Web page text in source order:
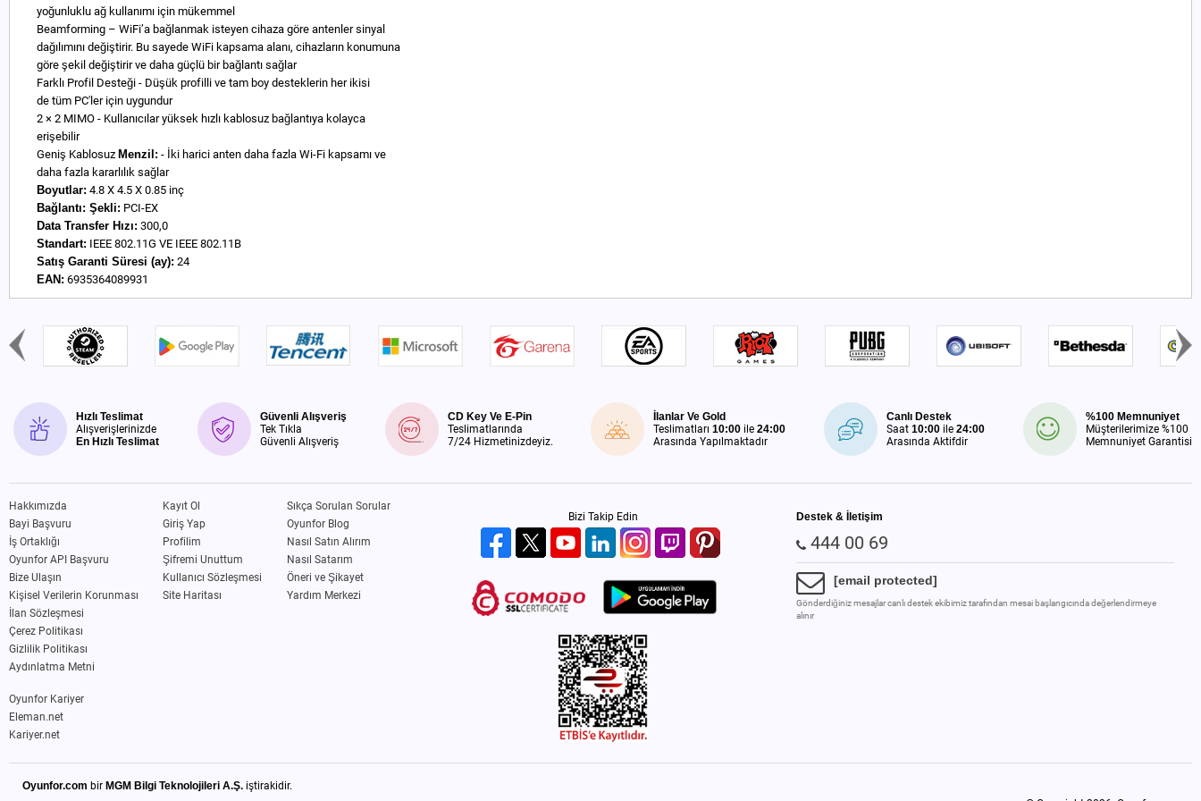
yoğunluklu ağ kullanımı için mükemmel
Beamforming – WiFi’a bağlanmak isteyen cihaza göre antenler sinyal
dağılımını değiştirir. Bu sayede WiFi kapsama alanı, cihazların konumuna
göre şekil değiştirir ve daha güçlü bir bağlantı sağlar
Farklı Profil Desteği - Düşük profilli ve tam boy desteklerin her ikisi
de tüm PC'ler için uygundur
2 × 2 MIMO - Kullanıcılar yüksek hızlı kablosuz bağlantıya kolayca
erişebilir
Geniş Kablosuz Menzil: - İki harici anten daha fazla Wi-Fi kapsamı ve
daha fazla kararlılık sağlar
Boyutlar: 4.8 X 4.5 X 0.85 inç
Bağlantı: Şekli: PCI-EX
Data Transfer Hızı: 300,0
Standart: IEEE 802.11G VE IEEE 802.11B
Satış Garanti Süresi (ay): 24
EAN: 6935364089931
Hızlı Teslimat
Alışverişlerinizde
En Hızlı Teslimat
Güvenli Alışveriş
Tek Tıkla
Güvenli Alışveriş
CD Key Ve E-Pin
Teslimatlarında
7/24 Hizmetinizdeyiz.
İlanlar Ve Gold
Teslimatları10:00 ile24:00
Arasında Yapılmaktadır
Canlı Destek
Saat10:00 ile24:00
Arasında Aktifdir
%100 Memnuniyet
Müşterilerimize %100
Memnuniyet Garantisi
Hakkımızda
Bayi Başvuru
İş Ortaklığı
Oyunfor API Başvuru
Bize Ulaşın
Kişisel Verilerin Korunması
İlan Sözleşmesi
Çerez Politikası
Gizlilik Politikası
Aydınlatma Metni
Kayıt Ol
Giriş Yap
Profilim
Şifremi Unuttum
Kullanıcı Sözleşmesi
Site Haritası
Sıkça Sorulan Sorular
Oyunfor Blog
Nasıl Satın Alırım
Nasıl Satarım
Öneri ve Şikayet
Yardım Merkezi
Oyunfor Kariyer
Eleman.net
Kariyer.net
Bizi Takip Edin Destek & İletişim
444 00 69
[email protected]
Gönderdiğiniz mesajlar canlı destek ekibimiz tarafından mesai başlangıcında değerlendirmeye
alınır
Oyunfor.com bir MGM Bilgi Teknolojileri A.Ş. iştirakidir.